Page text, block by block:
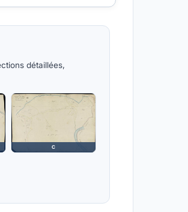
détaillées,
C